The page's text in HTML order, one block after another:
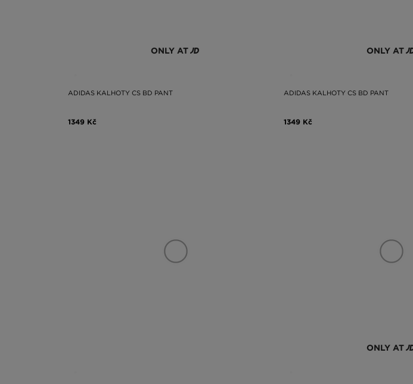
ONLY AT
ADIDAS KALHOTY CS BD PANT
1349 Kč
ONLY AT
ADIDAS KALHOTY CS BD PANT
1349 Kč
ONLY AT